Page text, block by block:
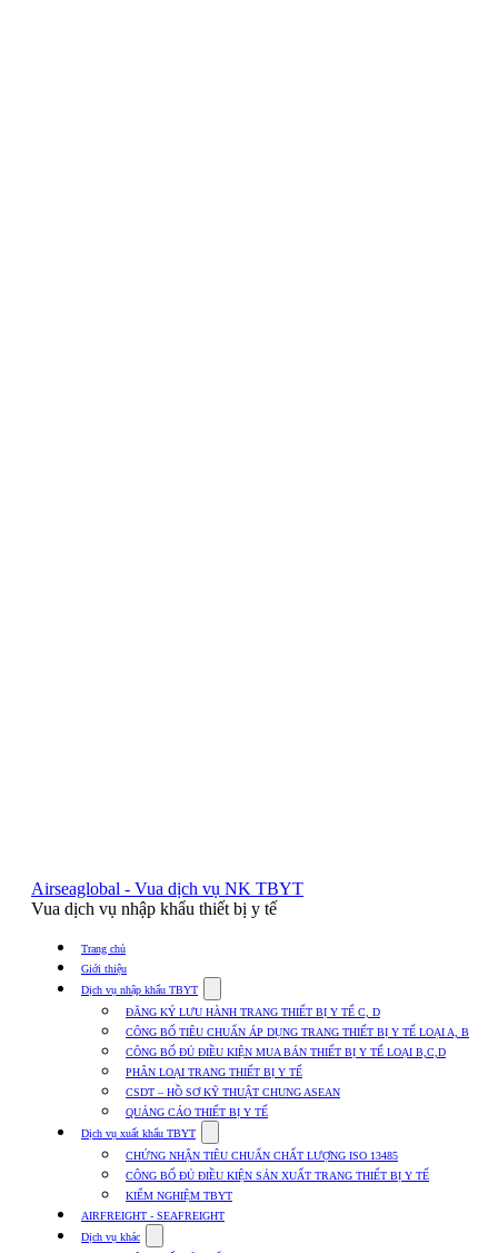
Airseaglobal - Vua dịch vụ NK TBYT
Vua dịch vụ nhập khẩu thiết bị y tế
Trang chủ
Giới thiệu
Dịch vụ nhập khẩu TBYT
submenu
for
Dịch
vụ
nhập
khẩu
TBYT
ĐĂNG KÝ LƯU HÀNH TRANG THIẾT BỊ Y TẾ C, D
CÔNG BỐ TIÊU CHUẨN ÁP DỤNG TRANG THIẾT BỊ Y TẾ LOẠI A, B
CÔNG BỐ ĐỦ ĐIỀU KIỆN MUA BÁN THIẾT BỊ Y TẾ LOẠI B,C,D
PHÂN LOẠI TRANG THIẾT BỊ Y TẾ
CSDT – HỒ SƠ KỸ THUẬT CHUNG ASEAN
QUẢNG CÁO THIẾT BỊ Y TẾ
Dịch vụ xuất khẩu TBYT
submenu
for
Dịch
vụ
xuất
TBYT
CHỨNG NHẬN TIÊU CHUẨN CHẤT LƯỢNG ISO 13485
CÔNG BỐ ĐỦ ĐIỀU KIỆN SẢN XUẤT TRANG THIẾT BỊ Y TẾ
KIỂM NGHIỆM TBYT
AIRFREIGHT - SEAFREIGHT
Dịch vụ khác